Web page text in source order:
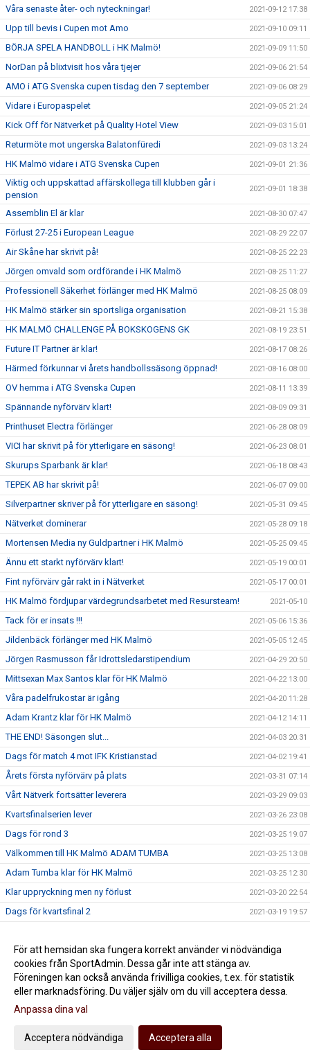
Våra senaste åter- och nyteckningar! 2021-09-12 17:38
Upp till bevis i Cupen mot Amo 2021-09-10 09:11
BÖRJA SPELA HANDBOLL i HK Malmö! 2021-09-09 11:50
NorDan på blixtvisit hos våra tjejer 2021-09-06 21:54
AMO i ATG Svenska cupen tisdag den 7 september 2021-09-06 08:29
Vidare i Europaspelet 2021-09-05 21:24
Kick Off för Nätverket på Quality Hotel View 2021-09-03 15:01
Returmöte mot ungerska Balatonfüredi 2021-09-03 13:24
HK Malmö vidare i ATG Svenska Cupen 2021-09-01 21:36
Viktig och uppskattad affärskollega till klubben går i
pension
2021-09-01 18:38
Assemblin El är klar 2021-08-30 07:47
Förlust 27-25 i European League 2021-08-29 22:07
Air Skåne har skrivit på! 2021-08-25 22:23
Jörgen omvald som ordförande i HK Malmö 2021-08-25 11:27
Professionell Säkerhet förlänger med HK Malmö 2021-08-25 08:09
HK Malmö stärker sin sportsliga organisation 2021-08-21 15:38
HK MALMÖ CHALLENGE PÅ BOKSKOGENS GK 2021-08-19 23:51
Future IT Partner är klar! 2021-08-17 08:26
Härmed förkunnar vi årets handbollssäsong öppnad! 2021-08-16 08:00
OV hemma i ATG Svenska Cupen 2021-08-11 13:39
Spännande nyförvärv klart! 2021-08-09 09:31
Printhuset Electra förlänger 2021-06-28 08:09
VICI har skrivit på för ytterligare en säsong! 2021-06-23 08:01
Skurups Sparbank är klar! 2021-06-18 08:43
TEPEK AB har skrivit på! 2021-06-07 09:00
Silverpartner skriver på för ytterligare en säsong! 2021-05-31 09:45
Nätverket dominerar 2021-05-28 09:18
Mortensen Media ny Guldpartner i HK Malmö 2021-05-25 09:45
Ännu ett starkt nyförvärv klart! 2021-05-19 00:01
Fint nyförvärv går rakt in i Nätverket 2021-05-17 00:01
HK Malmö fördjupar värdegrundsarbetet med Resursteam! 2021-05-10
Tack för er insats !!! 2021-05-06 15:36
Jildenbäck förlänger med HK Malmö 2021-05-05 12:45
Jörgen Rasmusson får Idrottsledarstipendium 2021-04-29 20:50
Mittsexan Max Santos klar för HK Malmö 2021-04-22 13:00
Våra padelfrukostar är igång 2021-04-20 11:28
Adam Krantz klar för HK Malmö 2021-04-12 14:11
THE END! Säsongen slut... 2021-04-03 20:31
Dags för match 4 mot IFK Kristianstad 2021-04-02 19:41
Årets första nyförvärv på plats 2021-03-31 07:14
Vårt Nätverk fortsätter leverera 2021-03-29 09:03
Kvartsfinalserien lever 2021-03-26 23:08
Dags för rond 3 2021-03-25 19:07
Välkommen till HK Malmö ADAM TUMBA 2021-03-25 13:08
Adam Tumba klar för HK Malmö 2021-03-25 12:30
Klar uppryckning men ny förlust 2021-03-20 22:54
Dags för kvartsfinal 2 2021-03-19 19:57
HK Malmö satsar på utökad fysträning 2021-03-15 19:38
Berentsen lämnar HK Malmö 2021-03-13 11:44
IFK Kristianstad i kvarten för HK Malmö 2021-03-07 10:10
Sista matchen innan slutspelet kör igång
Inge Aas Eriksen klar för HK Malmö
För att hemsidan ska fungera korrekt använder vi nödvändiga
cookies från SportAdmin. Dessa går inte att stänga av.
Föreningen kan också använda frivilliga cookies, t.ex. för statistik
eller marknadsföring. Du väljer själv om du vill acceptera dessa.
Anpassa dina val
Acceptera nödvändiga Acceptera alla